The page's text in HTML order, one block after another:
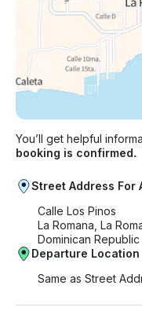
You’ll get helpful
booking is confirmed.
Street Address For
Calle Los Pinos
La Romana, La
Dominican Republic
Departure Location
Same as Street